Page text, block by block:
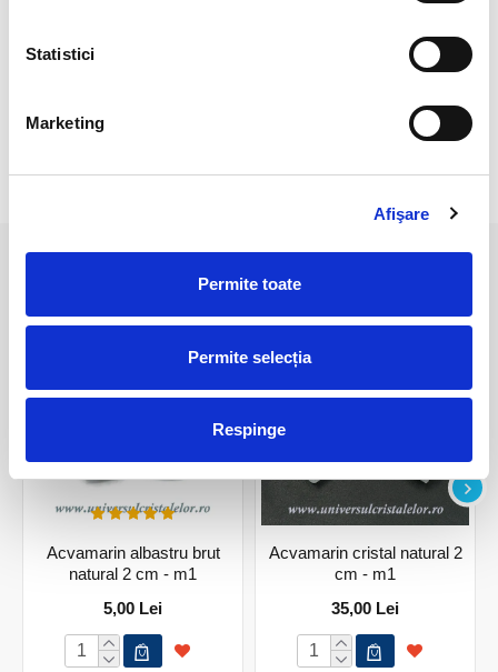
Statistici
Marketing
Afişare
Permite toate
Permite selecția
Respinge
Pietrele naturale pot prezenta mici imperfectiuni, care nu
RECENZII CLIENTI
PRODUSE ASEMANATOARE
Acvamarin albastru brut
natural 2 cm - m1
5,00 Lei
Acvamarin cristal natural 2
cm - m1
35,00 Lei